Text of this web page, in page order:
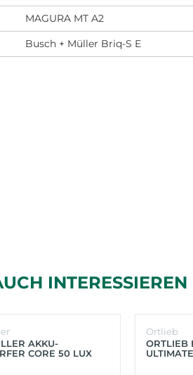
MAGURA MT A2
Busch + Müller Briq-S E
INTERESSIEREN
AKKU-
CORE 50 LUX
Ortlieb
ORTLIEB